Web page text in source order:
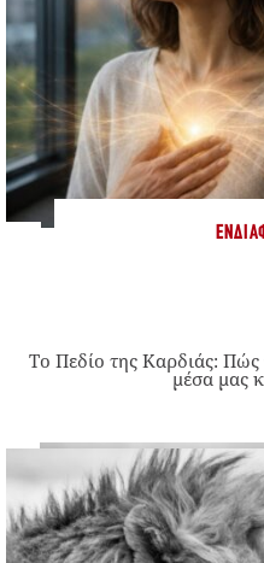
Το Πεδίο της Καρδιάς:
μέσα μας